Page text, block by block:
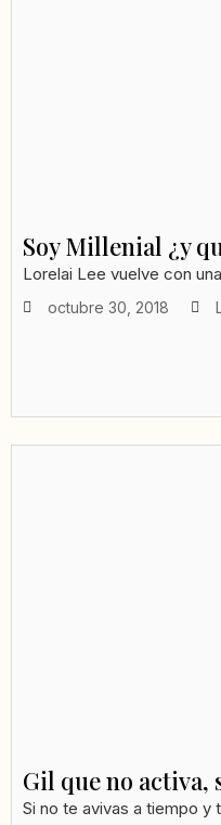
Soy Millenial ¿y
Lorelai Lee vuelve con
octubre 30, 2018
Gil que no activa,
Si no te avivas a tiempo y